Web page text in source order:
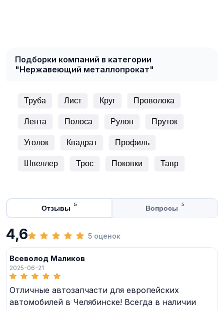
Подборки компаний в категории
"Нержавеющий металлопрокат"
Труба Лист Круг Проволока
Лента Полоса Рулон Пруток
Уголок Квадрат Профиль
Швеллер Трос Поковки Тавр
Отзывы 5 Вопросы 5
4,6 5 оценок
Всеволод Маликов
2025-06-21
Отличные автозапчасти для европейских
автомобилей в Челябинске! Всегда в наличии